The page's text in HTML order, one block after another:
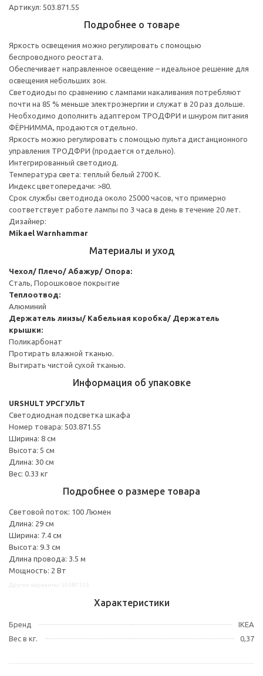
Артикул: 503.871.55
Подробнее о товаре
Яркость освещения можно регулировать с помощью
беспроводного реостата.
Обеспечивает направленное освещение – идеальное решение для
освещения небольших зон.
Светодиоды по сравнению с лампами накаливания потребляют
почти на 85 % меньше электроэнергии и служат в 20 раз дольше.
Необходимо дополнить адаптером ТРОДФРИ и шнуром питания
ФЁРНИММА, продаются отдельно.
Яркость можно регулировать с помощью пульта дистанционного
управления ТРОДФРИ (продается отдельно).
Интегрированный светодиод.
Температура света: теплый белый 2700 К.
Индекс цветопередачи: >80.
Срок службы светодиода около 25000 часов, что примерно
соответствует работе лампы по 3 часа в день в течение 20 лет.
Дизайнер:
Mikael Warnhammar
Материалы и уход
Чехол/ Плечо/ Абажур/ Опора:
Сталь, Порошковое покрытие
Теплоотвод:
Алюминий
Держатель линзы/ Кабельная коробка/ Держатель
крышки:
Поликарбонат
Протирать влажной тканью.
Вытирать чистой сухой тканью.
Информация об упаковке
URSHULT УРСГУЛЬТ
Светодиодная подсветка шкафа
Номер товара: 503.871.55
Ширина: 8 см
Высота: 5 см
Длина: 30 см
Вес: 0.33 кг
Подробнее о размере товара
Световой поток: 100 Люмен
Длина: 29 см
Ширина: 7.4 см
Высота: 9.3 см
Длина провода: 3.5 м
Мощность: 2 Вт
Характеристики
Бренд
IKEA
Вес в кг.
0,37